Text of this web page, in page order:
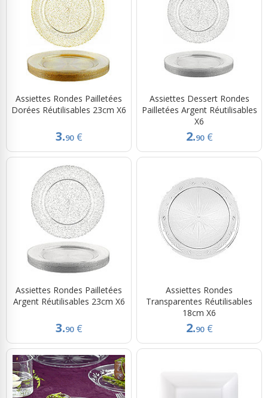
Assiettes Rondes Pailletées
Dorées Réutilisables 23cm X6
3.90 €
Assiettes Dessert Rondes
Pailletées Argent Réutilisables
X6
2.90 €
Assiettes Rondes Pailletées
Argent Réutilisables 23cm X6
3.90 €
Assiettes Rondes
Transparentes Réutilisables
18cm X6
2.90 €